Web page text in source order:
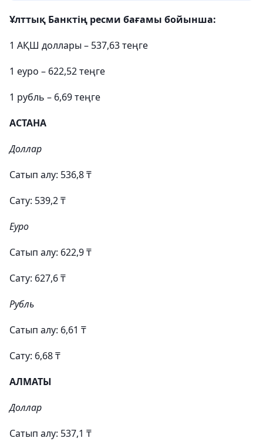
Ұлттық Банктің ресми бағамы бойынша:
1 АҚШ доллары – 537,63 теңге
1 еуро – 622,52 теңге
1 рубль – 6,69 теңге
АСТАНА
Доллар
Сатып алу: 536,8 ₸
Сату: 539,2 ₸
Еуро
Сатып алу: 622,9 ₸
Сату: 627,6 ₸
Рубль
Сатып алу: 6,61 ₸
Сату: 6,68 ₸
АЛМАТЫ
Доллар
Сатып алу: 537,1 ₸